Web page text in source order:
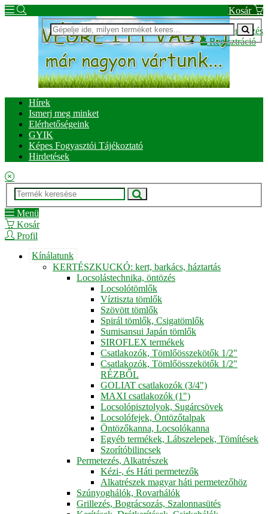
Kosár
Bejelentkezés
Regisztráció
Hírek
Ismerj meg minket
Elérhetőségeink
GYIK
Képes Fogyasztói Tájékoztató
Hirdetések
Menü
Kosár
Profil
Kínálatunk
KERTÉSZKUCKÓ: kert, barkács, háztartás
Locsolástechnika, öntözés
Locsolótömlők
Víztiszta tömlők
Szövött tömlők
Spirál tömlők, Csigatömlők
Sumisansui Japán tömlők
SIROFLEX termékek
Csatlakozók, Tömlőösszekötők 1/2"
Csatlakozók, Tömlőösszekötők 1/2"
RÉZBŐL
GOLIAT csatlakozók (3/4")
MAXI csatlakozók (1")
Locsolópisztolyok, Sugárcsövek
Locsolófejek, Öntözőtalpak
Öntözőkanna, Locsolókanna
Egyéb termékek, Lábszelepek, Tömítések
Szorítóbilincsek
Permetezés, Alkatrészek
Kézi-, és Háti permetezők
Alkatrészek magyar háti permetezőhöz
Szúnyoghálók, Rovarhálók
Grillezés, Bográcsozás, Szalonnasütés